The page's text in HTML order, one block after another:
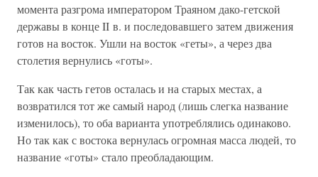
момента разгрома императором Траяном дако-гетской
державы в конце II в. и последовавшего затем движения
готов на восток. Ушли на восток «геты», а через два
столетия вернулись «готы».
Так как часть гетов осталась и на старых местах, а
возвратился тот же самый народ (лишь слегка название
изменилось), то оба варианта употреблялись одинаково.
Но так как с востока вернулась огромная масса людей, то
название «готы» стало преобладающим.